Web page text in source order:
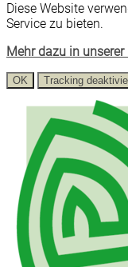
Diese Website
Service zu bieten.
Mehr dazu in
OK Tracking